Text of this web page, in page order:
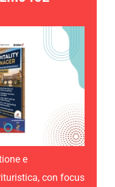
e
con focus